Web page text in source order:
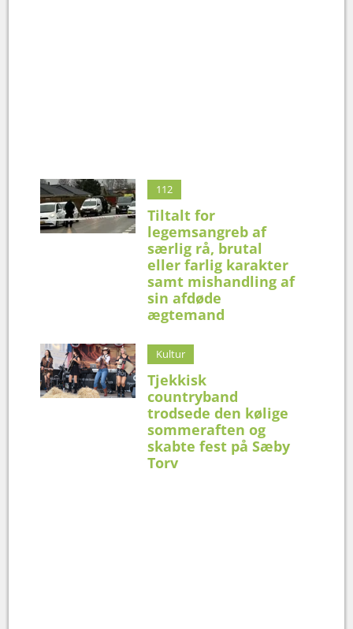
112
Tiltalt for
legemsangreb af
særlig rå, brutal
eller farlig karakter
samt mishandling af
sin afdøde
ægtemand
Kultur
Tjekkisk
countryband
trodsede den kølige
sommeraften og
skabte fest på Sæby
Torv